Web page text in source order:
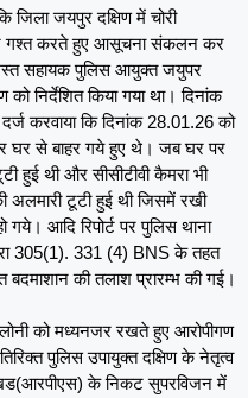
जिला जयपुर दक्षिण में चोरी
गश्त करते हुए आसूचना संकलन कर
सहायक पुलिस आयुक्त जयुपर
को निर्देशित किया गया था। दिनांक
करवाया कि दिनांक 28.01.26 को
घर से बाहर गये हुए थे। जब घर पर
हुई थी और सीसीटीवी कैमरा भी
टूटी हुई थी जिसमें रखी
आदि रिपोर्ट पर पुलिस थाना
305(1). 331 (4) BNS के तहत
बदमाशान की तलाश प्रारम्भ की गई।
को मध्यनजर रखते हुए आरोपीगण
पुलिस उपायुक्त दक्षिण के नेतृत्व
के निकट सुपरविजन में